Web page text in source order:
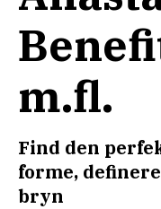
m.fl.
Find den
forme,
bryn